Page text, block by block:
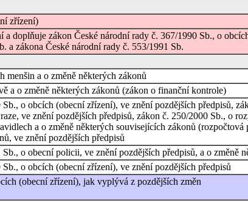
zřízení)
a doplňuje zákon České národní rady č. 367/1990 Sb., o
a zákona České národní rady č. 553/1991 Sb.
menšin a o změně některých zákonů
a o změně některých zákonů (zákon o finanční kontrole)
o obcích (obecní zřízení), ve znění pozdějších předpisů,
ve znění pozdějších předpisů, zákon č. 250/2000 Sb., o
a o změně některých souvisejících zákonů
ve znění pozdějších předpisů
o obecní policii, ve znění pozdějších předpisů, a o změně
o obcích (obecní zřízení), ve znění pozdějších předpisů
(obecní zřízení), jak vyplývá z pozdějších změn